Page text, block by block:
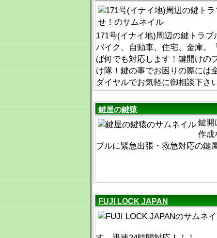
171号(イナイ地)周辺の鍵トラブ
バイク、自動車、住宅、金庫。
ば何でも対応します！鍵開けの
け隊！鍵の事でお困りの際には
ダイヤルでお気軽に御相談下さ
鍵屋の鍵猿
鍵開
作成
ブルに緊急出張・救急対応の鍵
FUJI LOCK JAPAN